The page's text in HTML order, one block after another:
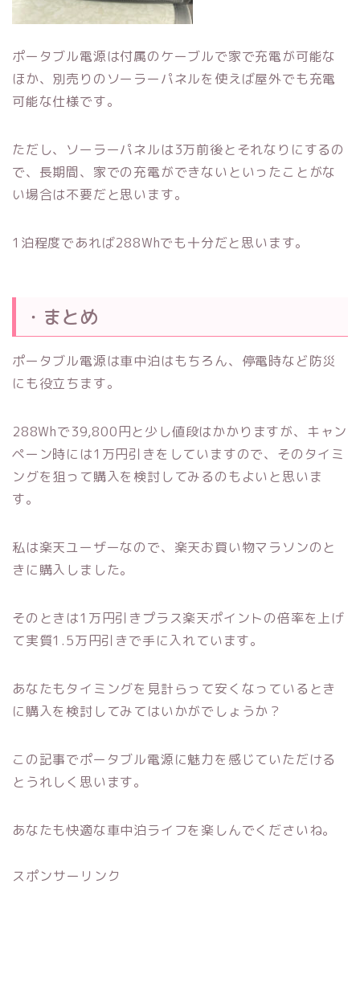
ポータブル電源は付属のケーブルで家で充電が可能な
ほか、別売りのソーラーパネルを使えば屋外でも充電
可能な仕様です。
ただし、ソーラーパネルは3万前後とそれなりにするの
で、長期間、家での充電ができないといったことがな
い場合は不要だと思います。
1泊程度であれば288Whでも十分だと思います。
・まとめ
ポータブル電源は車中泊はもちろん、停電時など防災
にも役立ちます。
288Whで39,800円と少し値段はかかりますが、キャン
ペーン時には1万円引きをしていますので、そのタイミ
ングを狙って購入を検討してみるのもよいと思いま
す。
私は楽天ユーザーなので、楽天お買い物マラソンのと
きに購入しました。
そのときは1万円引きプラス楽天ポイントの倍率を上げ
て実質1.5万円引きで手に入れています。
あなたもタイミングを見計らって安くなっているとき
に購入を検討してみてはいかがでしょうか？
この記事でポータブル電源に魅力を感じていただける
とうれしく思います。
あなたも快適な車中泊ライフを楽しんでくださいね。
スポンサーリンク